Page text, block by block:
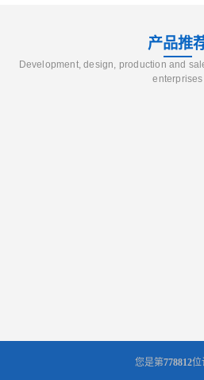
产品推
Development, design, production and
enterprises
您是第778812位